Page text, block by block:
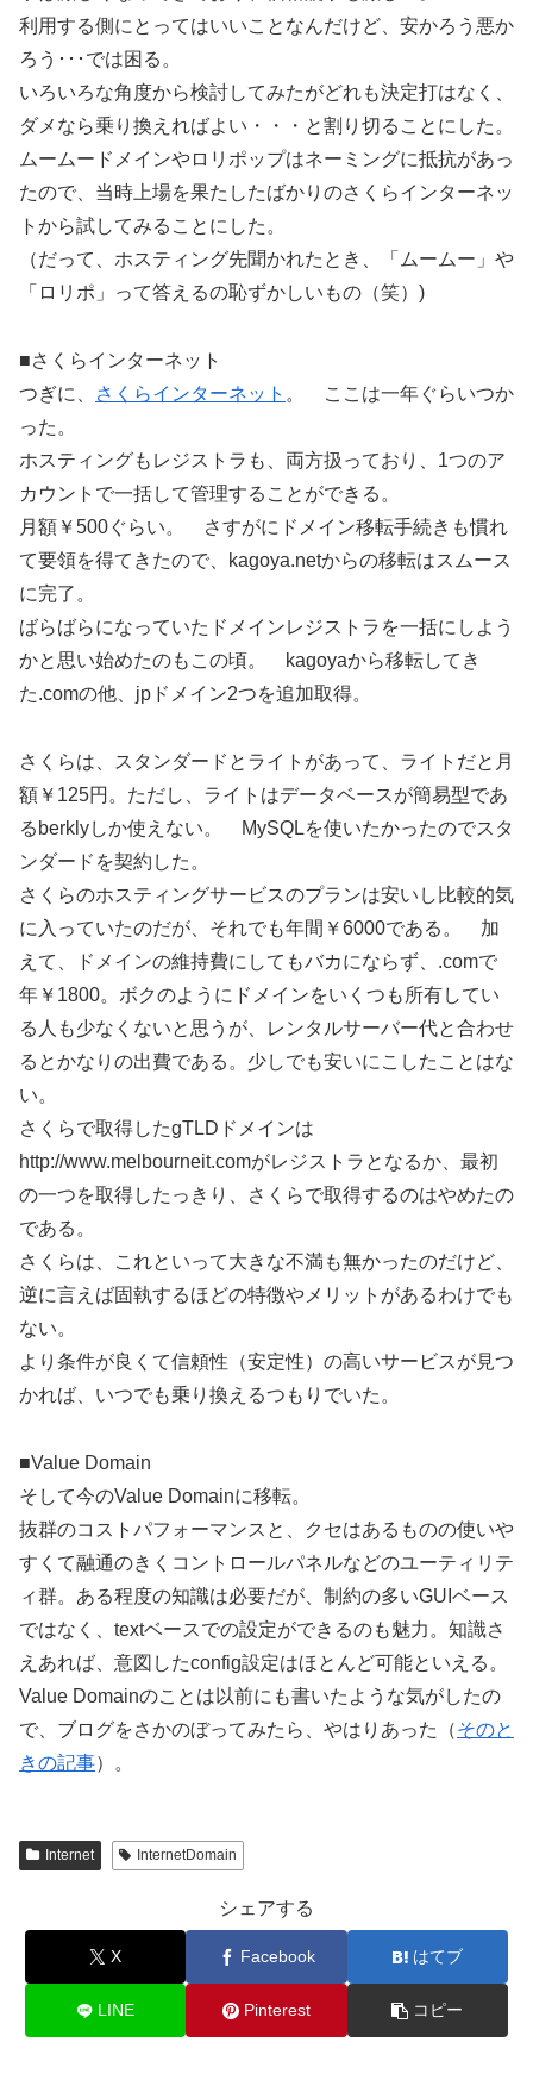
利用する側にとってはいいことなんだけど、安かろう悪か
ろう･･･では困る。
いろいろな角度から検討してみたがどれも決定打はなく、
ダメなら乗り換えればよい・・・と割り切ることにした。
ムームードメインやロリポップはネーミングに抵抗があっ
たので、当時上場を果たしたばかりのさくらインターネッ
トから試してみることにした。
（だって、ホスティング先聞かれたとき、「ムームー」や
「ロリポ」って答えるの恥ずかしいもの（笑）)
■さくらインターネット
つぎに、
さくらインターネット 。 ここは一年ぐらいつか
った。
ホスティングもレジストラも、両方扱っており、1つのア
カウントで一括して管理することができる。
月額￥500ぐらい。 さすがにドメイン移転手続きも慣れ
て要領を得てきたので、kagoya.netからの移転はスムース
に完了。
ばらばらになっていたドメインレジストラを一括にしよう
かと思い始めたのもこの頃。 kagoyaから移転してき
た.comの他、jpドメイン2つを追加取得。
さくらは、スタンダードとライトがあって、ライトだと月
額￥125円。ただし、ライトはデータベースが簡易型であ
るberklyしか使えない。 MySQLを使いたかったのでスタ
ンダードを契約した。
さくらのホスティングサービスのプランは安いし比較的気
に入っていたのだが、それでも年間￥6000である。 加
えて、ドメインの維持費にしてもバカにならず、.comで
年￥1800。ボクのようにドメインをいくつも所有してい
る人も少なくないと思うが、レンタルサーバー代と合わせ
るとかなりの出費である。少しでも安いにこしたことはな
い。
さくらで取得したgTLDドメインは
http://www.melbourneit.comがレジストラとなるか、最初
の一つを取得したっきり、さくらで取得するのはやめたの
である。
さくらは、これといって大きな不満も無かったのだけど、
逆に言えば固執するほどの特徴やメリットがあるわけでも
ない。
より条件が良くて信頼性（安定性）の高いサービスが見つ
かれば、いつでも乗り換えるつもりでいた。
■Value Domain
そして今のValue Domainに移転。
抜群のコストパフォーマンスと、クセはあるものの使いや
すくて融通のきくコントロールパネルなどのユーティリテ
ィ群。ある程度の知識は必要だが、制約の多いGUIベース
ではなく、textベースでの設定ができるのも魅力。知識さ
えあれば、意図したconfig設定はほとんど可能といえる。
Value Domainのことは以前にも書いたような気がしたの
で、ブログをさかのぼってみたら、やはりあった（そのと
きの記事）。
Internet InternetDomain
シェアする
X Facebook はてブ
LINE Pinterest コピー